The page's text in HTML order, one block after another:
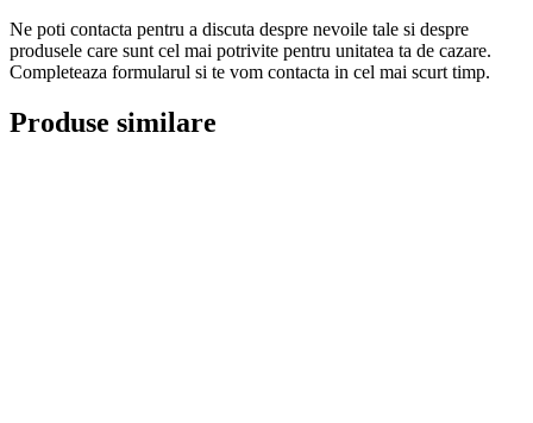
Ne poti contacta pentru a discuta despre nevoile tale si despre
produsele care sunt cel mai potrivite pentru unitatea ta de cazare.
Completeaza formularul si te vom contacta in cel mai scurt timp.
Produse similare